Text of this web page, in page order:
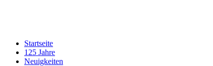
Startseite
125 Jahre
Neuigkeiten